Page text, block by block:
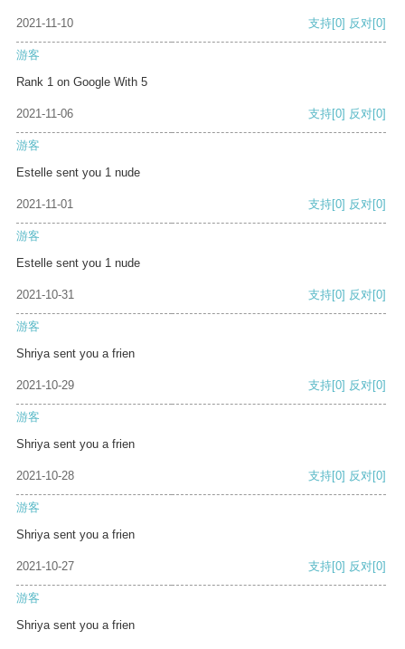
2021-11-10 支持[0] 反对[0]
游客
Rank 1 on Google With 5
2021-11-06 支持[0] 反对[0]
游客
Estelle sent you 1 nude
2021-11-01 支持[0] 反对[0]
游客
Estelle sent you 1 nude
2021-10-31 支持[0] 反对[0]
游客
Shriya sent you a frien
2021-10-29 支持[0] 反对[0]
游客
Shriya sent you a frien
2021-10-28 支持[0] 反对[0]
游客
Shriya sent you a frien
2021-10-27 支持[0] 反对[0]
游客
Shriya sent you a frien